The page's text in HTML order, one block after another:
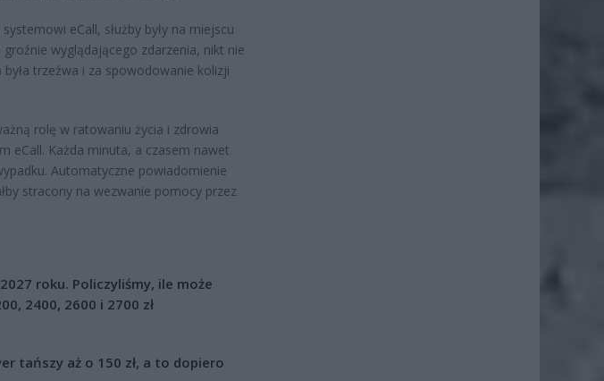
eCall, służby były na miejscu
wyglądającego zdarzenia, nikt nie
trzeźwa i za spowodowanie kolizji
rolę w ratowaniu życia i zdrowia
eCall. Każda minuta, a czasem nawet
Automatyczne powiadomienie
stracony na wezwanie pomocy przez
roku. Policzyliśmy, ile może
2400, 2600 i 2700 zł
tańszy aż o 150 zł, a to dopiero